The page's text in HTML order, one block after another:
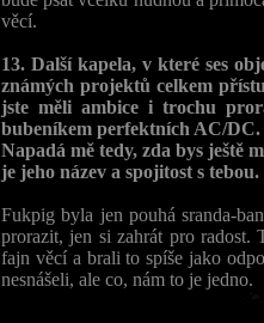
věcí.
13. Další kapela, v které ses
známých projektů celkem
jste měli ambice i trochu
bubeníkem perfektních AC/DC.
Napadá mě tedy, zda bys ještě
je jeho název a spojitost s
Fukpig byla jen pouhá sranda-
prorazit, jen si zahrát pro radost.
fajn věcí a brali to spíše jako
nesnášeli, ale co, nám to je jedno.